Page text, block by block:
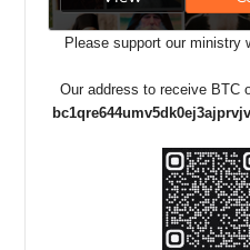
Please support our ministry
Our address to receive BTC